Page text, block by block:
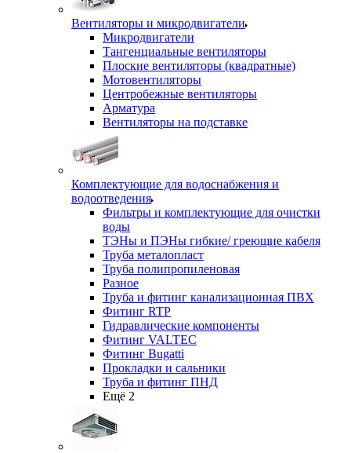
Вентиляторы и микродвигатели
Микродвигатели
Тангенциальные вентиляторы
Плоские вентиляторы (квадратные)
Мотовентиляторы
Центробежные вентиляторы
Арматура
Вентиляторы на подставке
Комплектующие для водоснабжения и
водоотведения
Фильтры и комплектующие для очистки
воды
ТЭНы и ПЭНы гибкие/ греющие кабеля
Труба металопласт
Труба полипропиленовая
Разное
Труба и фитинг канализационная ПВХ
Фитинг RTP
Гидравлические компоненты
Фитинг VALTEC
Фитинг Bugatti
Прокладки и сальники
Труба и фитинг ПНД
Ещё 2